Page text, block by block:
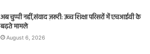
अब चुप्पी नहीं,संवाद ज़रूरी: उच्च शिक्षा परिसरों में एचआईवी के
बढ़ते मामले
August 6, 2026